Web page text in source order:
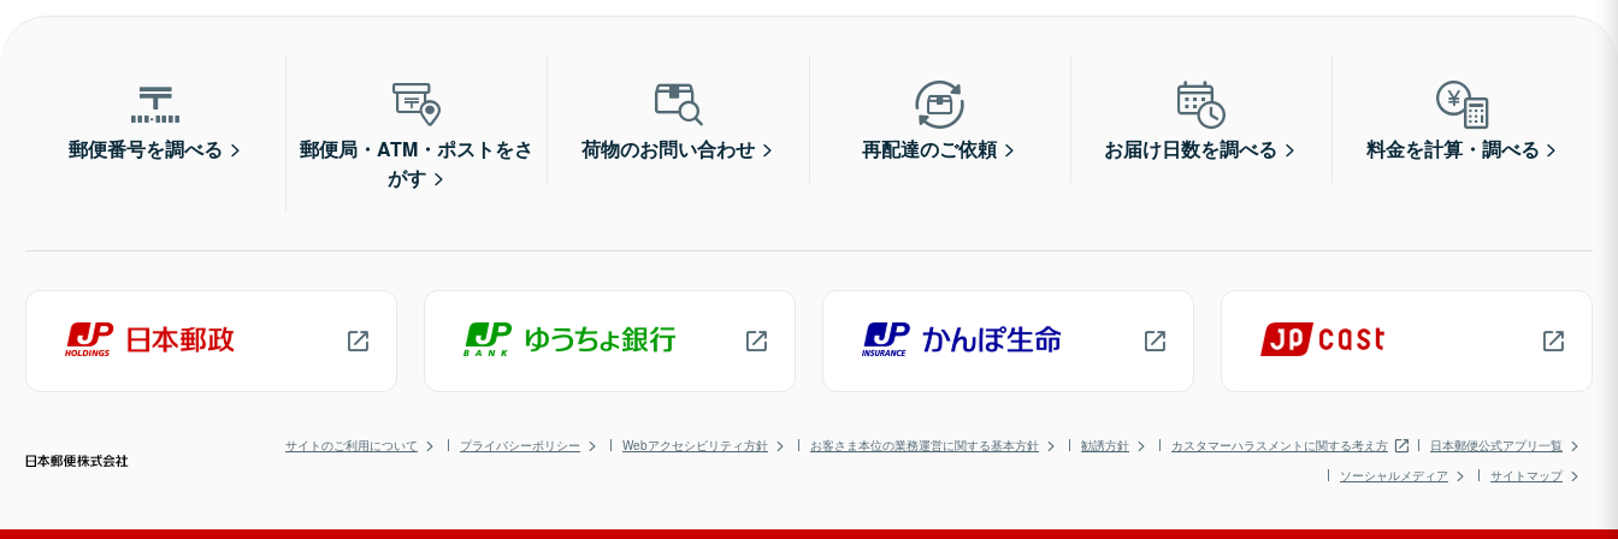
郵便番号を調べる
郵便局・ATM・ポストをさ
がす
荷物のお問い合わせ 再配達のご依頼 お届け日数を調べる 料金を計算・調べる
サイトのご利用について プライバシーポリシー Webアクセシビリティ方針 お客さま本位の業務運営に関する基本方針 勧誘方針 カスタマーハラスメントに関する考え方
日本郵便公式アプリ一覧
ソーシャルメディア
サイトマップ